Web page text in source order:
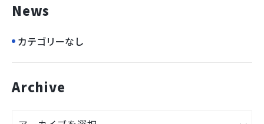
News
カテゴリーなし
Archive